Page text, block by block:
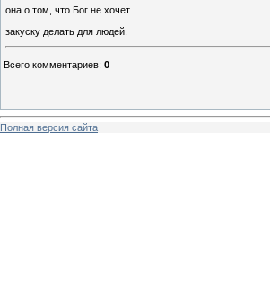
она о том, что Бог не хочет
закуску делать для людей.
Всего комментариев: 0
Полная версия сайта